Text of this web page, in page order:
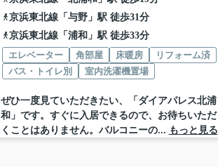
京浜東北線「 与野」駅 徒歩31分
京浜東北線「 浦和 」駅 徒歩33分
エレベーター
角部屋 床暖房
リフォーム済
バス・トイレ別
室内洗濯機置場
ぜひ一度見ていただきたい、「ダイアパレス北浦
和」です。すぐに入居できるので、お待ちいただ
くことはありません。バルコニーの... もっと見る